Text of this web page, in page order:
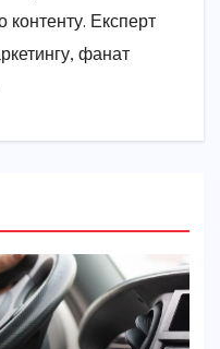
контенту. Експерт
фанат